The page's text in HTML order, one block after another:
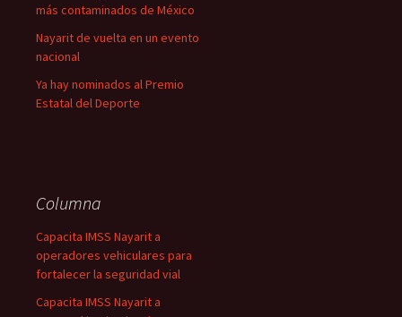
más contaminados de México
Nayarit de vuelta en un evento
nacional
Ya hay nominados al Premio
Estatal del Deporte
Columna
Capacita IMSS Nayarit a
operadores vehiculares para
fortalecer la seguridad vial
Capacita IMSS Nayarit a